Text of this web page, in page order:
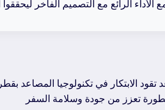
تقود الابتكار في تكنولوجيا المصاعد بقطر
تعزز من جودة وسلامة السفر